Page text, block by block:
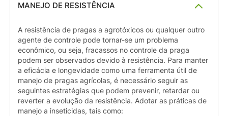
MANEJO DE RESISTÊNCIA
A resistência de pragas a agrotóxicos ou qualquer outro
agente de controle pode tornar-se um problema
econômico, ou seja, fracassos no controle da praga
podem ser observados devido à resistência. Para manter
a eficácia e longevidade como uma ferramenta útil de
manejo de pragas agrícolas, é necessário seguir as
seguintes estratégias que podem prevenir, retardar ou
reverter a evolução da resistência. Adotar as práticas de
manejo a inseticidas, tais como: